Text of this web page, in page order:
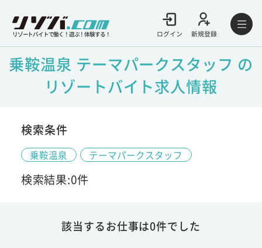
リゾートバイトで働く！遊ぶ！体験する！ ログイン 新規登録
乗鞍温泉 テーマパークスタッフ の
リゾートバイト求人情報
検索条件
乗鞍温泉 テーマパークスタッフ
検索結果:0件
該当するお仕事は0件でした